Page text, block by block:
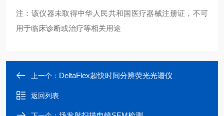
注：该仪器未取得中华人民共和国医疗器械注册证，不可
用于临床诊断或治疗等相关用途
上一个： DeltaFlex超快时间分辨荧光光谱仪
返回列表